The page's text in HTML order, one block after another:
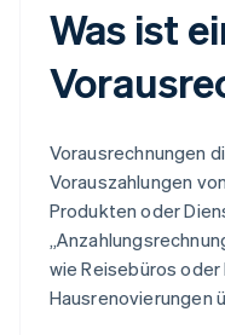
Was ist
Vorausrechnungen
Vorauszahlungen
Produkten oder
wie Reisebüros
Hausrenovierungen